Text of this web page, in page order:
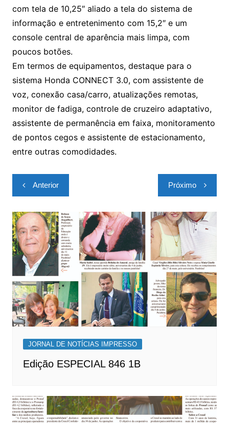
com tela de 10,25″ aliado a tela do sistema de
informação e entretenimento com 15,2″ e um
console central de aparência mais limpa, com
poucos botões.
Em termos de equipamentos, destaque para o
sistema Honda CONNECT 3.0, com assistente de
voz, conexão casa/carro, atualizações remotas,
monitor de fadiga, controle de cruzeiro adaptativo,
assistente de permanência em faixa, monitoramento
de pontos cegos e assistente de estacionamento,
entre outras comodidades.
Navegação
de
Post
Anterior Próximo
JORNAL DE NOTÍCIAS IMPRESSO
Edição ESPECIAL 846 1B